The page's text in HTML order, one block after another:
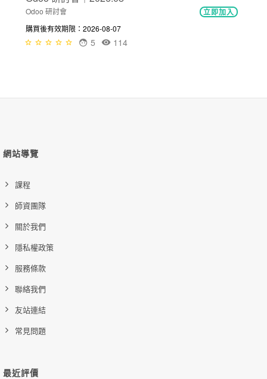
Odoo 研討會 立即加入
購買後有效期限：2026-08-07
114
5
網站導覽
課程
師資團隊
關於我們
隱私權政策
服務條款
聯絡我們
友站連結
常見問題
最近評價